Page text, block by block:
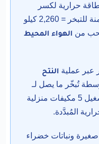
حرارية لكسر
الروابط السطحية (الحرارة الكامنة للتبخر = 2,260 كيلو
من الهواء المحيط
عبر عملية النتح
تُبخّر ما يصل لـ
، مما يُعادل تشغيل 5 مكيفات منزلية
المُبدَّدة.
صغيرة ونباتات خضراء